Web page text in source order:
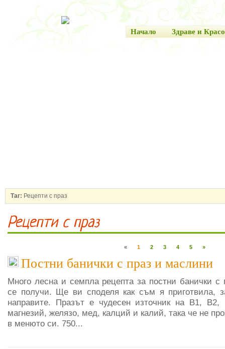
Начало Здраве и
Таг: Рецепти с праз
Рецепти с праз
« 1 2 3 4 5 »
Постни банички с праз и маслини
Много лесна и семпла рецепта за постни банички
се получи. Ще ви споделя как съм я приготвила,
направите. Празът е чудесен източник на B1,
магнезий, желязо, мед, калций и калий, така че не
в менюто си. 750...